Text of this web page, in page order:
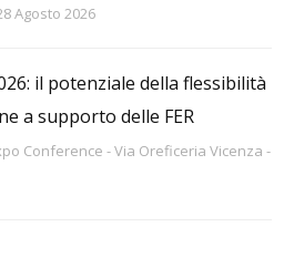
Agosto 2026
il potenziale della flessibilità
a supporto delle FER
Conference - Via Oreficeria Vicenza -